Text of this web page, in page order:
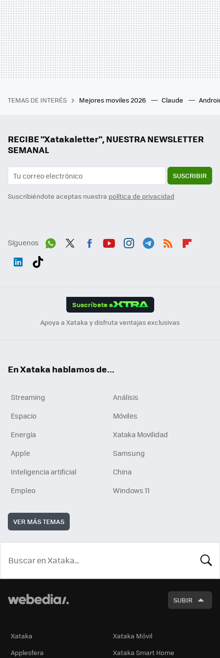
TEMAS DE INTERÉS Mejores moviles 2026 Claude
RECIBE "Xatakaletter", NUESTRA NEWSLETTER
SEMANAL
SUSCRIBIR
Suscribiéndote aceptas nuestra política de privacidad
Síguenos
Suscríbete a
Apoya a Xataka y disfruta ventajas exclusivas
En Xataka hablamos de...
Streaming
Análisis
Espacio
Móviles
Energía
Xataka Movilidad
Apple
Samsung
Inteligencia artificial
China
Empleo
Windows 11
VER MÁS TEMAS
SUBIR
Xataka
Xataka Móvil
Applesfera
Xataka Smart Home